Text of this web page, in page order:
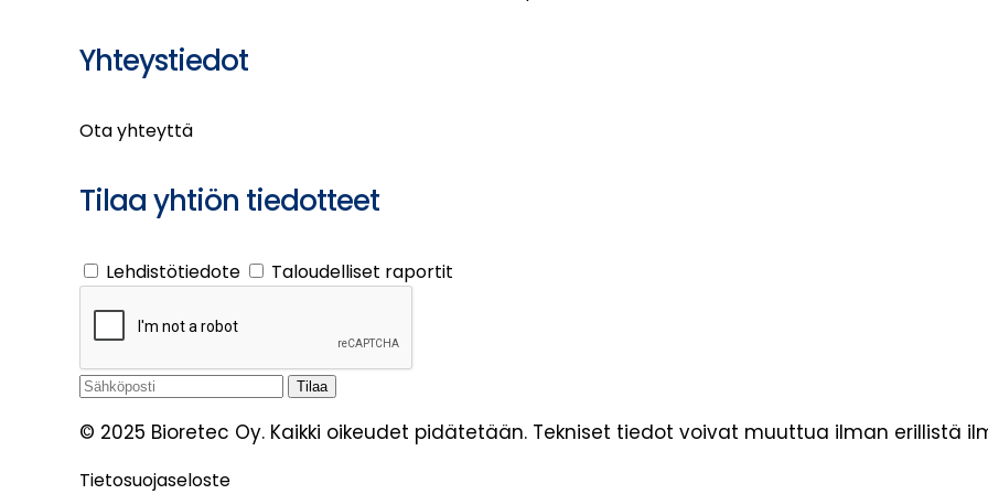
Yhteystiedot
Ota yhteyttä
Tilaa yhtiön tiedotteet
Lehdistötiedote Taloudelliset raportit
© 2025 Bioretec Oy. Kaikki oikeudet pidätetään. Tekniset tiedot voivat muuttua ilman erillistä
Tietosuojaseloste